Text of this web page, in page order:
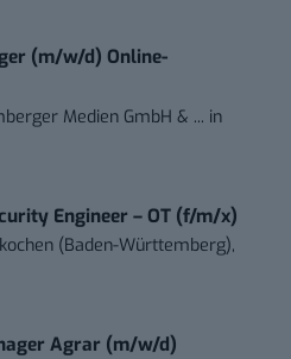
(m/w/d) Online-
Medien GmbH & ... in
Engineer – OT (f/m/x)
(Baden-Württemberg),
Agrar (m/w/d)